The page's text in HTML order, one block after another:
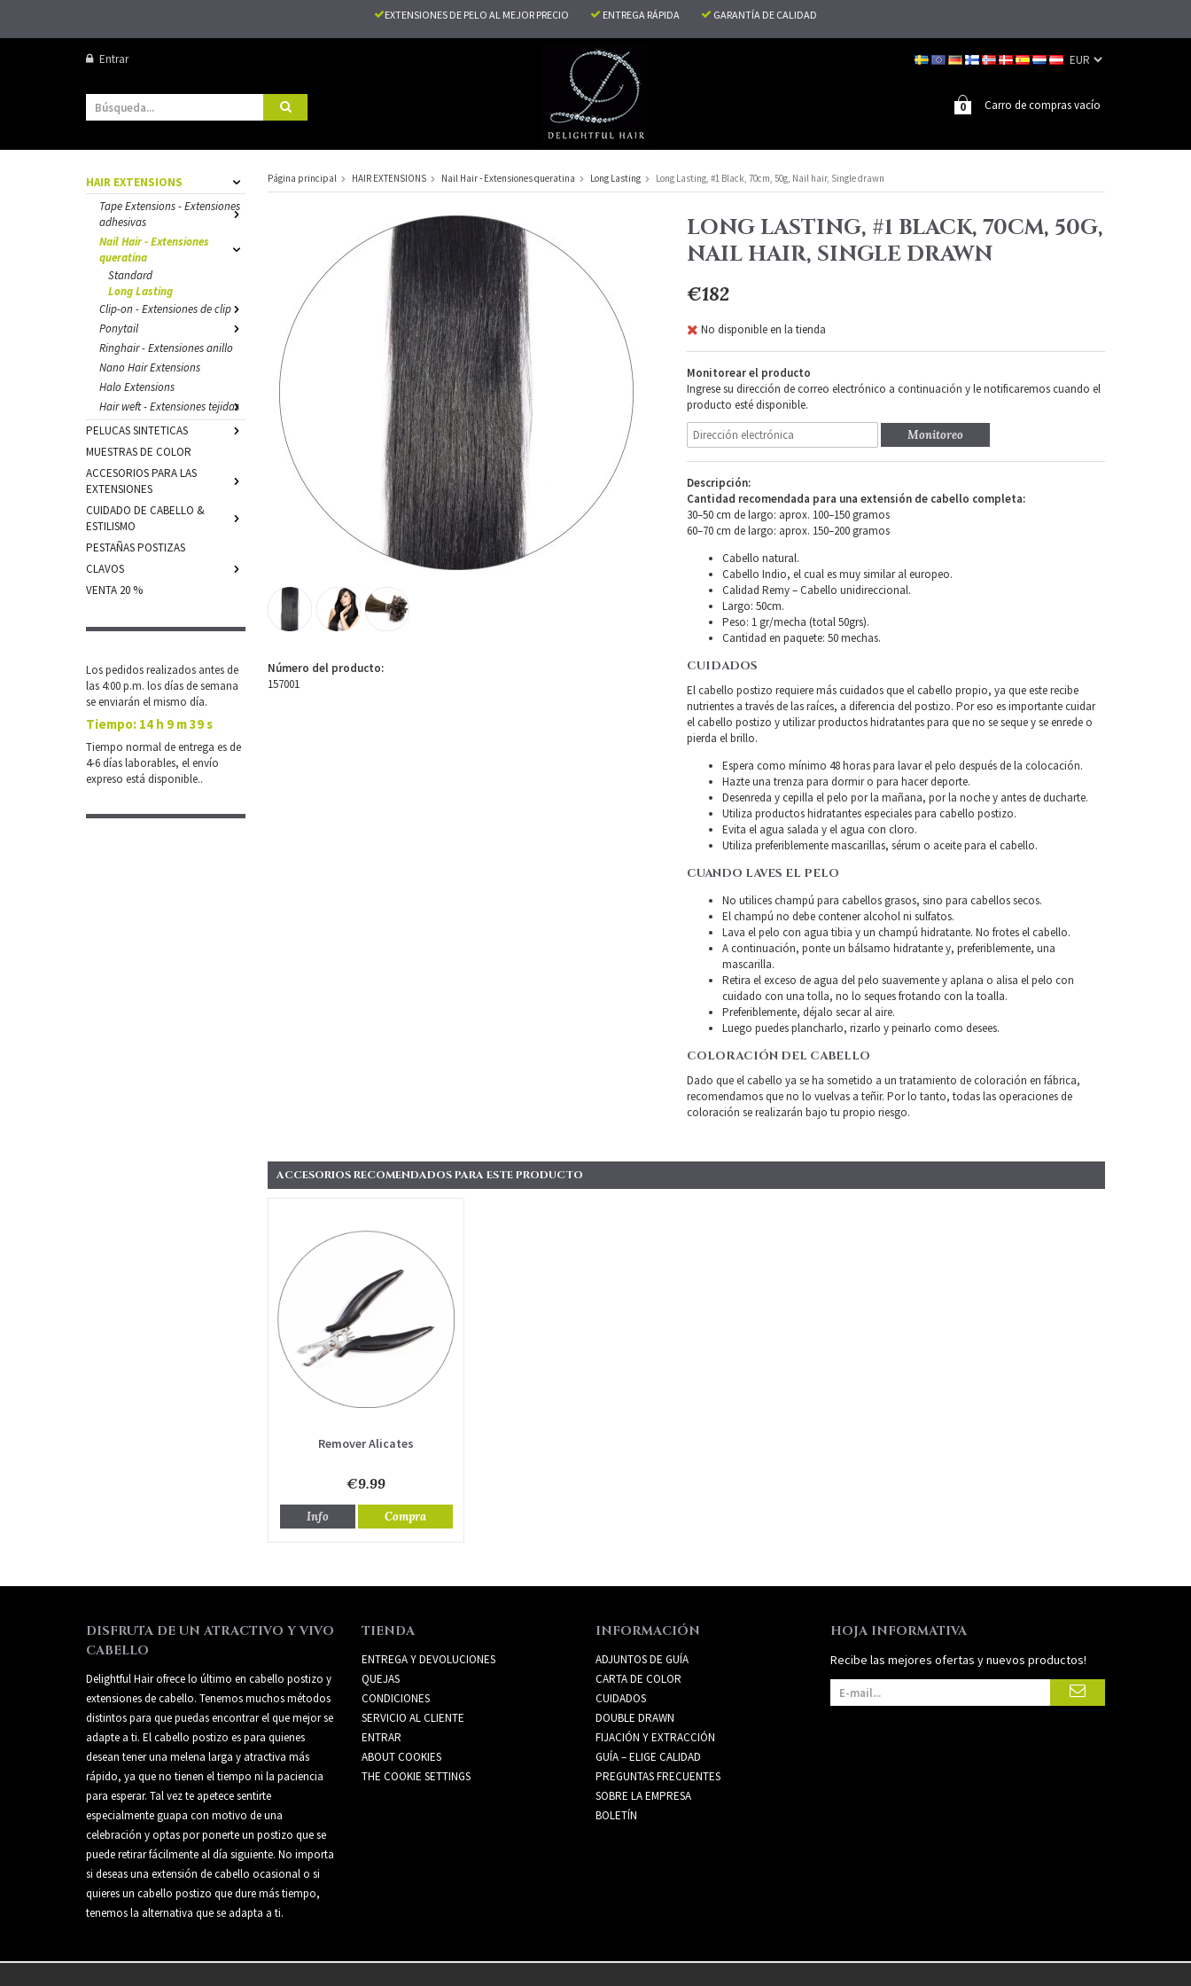
EXTENSIONES DE PELO AL MEJOR PRECIO ENTREGA RÁPIDA GARANTÍA DE CALIDAD
Entrar
Carro de compras vacío
0
HAIR EXTENSIONS
Tape Extensions - Extensiones
adhesivas
Nail Hair - Extensiones
queratina
Standard
Long Lasting
Clip-on - Extensiones de clip
Ponytail
Ringhair - Extensiones anillo
Nano Hair Extensions
Halo Extensions
Hair weft - Extensiones tejidas
PELUCAS SINTETICAS
MUESTRAS DE COLOR
ACCESORIOS PARA LAS
EXTENSIONES
CUIDADO DE CABELLO &
ESTILISMO
PESTAÑAS POSTIZAS
CLAVOS
VENTA 20 %
Los pedidos realizados antes de
las 4:00 p.m. los días de semana
se enviarán el mismo día.
Tiempo: 14 h 9 m 38 s
Tiempo normal de entrega es de
4-6 días laborables, el envío
expreso está disponible..
Página principal HAIR EXTENSIONS Nail Hair - Extensiones queratina Long Lasting Long Lasting, #1 Black, 70cm, 50g, Nail hair, Single drawn
LONG LASTING, #1 BLACK, 70CM, 50G,
NAIL HAIR, SINGLE DRAWN
€182
No disponible en la tienda
Monitorear el producto
Ingrese su dirección de correo electrónico a continuación y le notificaremos cuando el
producto esté disponible.
Monitoreo
Descripción:
Cantidad recomendada para una extensión de cabello completa:
30–50 cm de largo: aprox. 100–150 gramos
60–70 cm de largo: aprox. 150–200 gramos
Cabello natural.
Cabello Indio, el cual es muy similar al europeo.
Calidad Remy – Cabello unidireccional.
Largo: 50cm.
Peso: 1 gr/mecha (total 50grs).
Cantidad en paquete: 50 mechas.
CUIDADOS
El cabello postizo requiere más cuidados que el cabello propio, ya que este recibe
nutrientes a través de las raíces, a diferencia del postizo. Por eso es importante cuidar
el cabello postizo y utilizar productos hidratantes para que no se seque y se enrede o
pierda el brillo.
Espera como mínimo 48 horas para lavar el pelo después de la colocación.
Hazte una trenza para dormir o para hacer deporte.
Desenreda y cepilla el pelo por la mañana, por la noche y antes de ducharte.
Utiliza productos hidratantes especiales para cabello postizo.
Evita el agua salada y el agua con cloro.
Utiliza preferiblemente mascarillas, sérum o aceite para el cabello.
CUANDO LAVES EL PELO
No utilices champú para cabellos grasos, sino para cabellos secos.
El champú no debe contener alcohol ni sulfatos.
Lava el pelo con agua tibia y un champú hidratante. No frotes el cabello.
A continuación, ponte un bálsamo hidratante y, preferiblemente, una
mascarilla.
Retira el exceso de agua del pelo suavemente y aplana o alisa el pelo con
cuidado con una tolla, no lo seques frotando con la toalla.
Preferiblemente, déjalo secar al aire.
Luego puedes plancharlo, rizarlo y peinarlo como desees.
COLORACIÓN DEL CABELLO
Dado que el cabello ya se ha sometido a un tratamiento de coloración en fábrica,
recomendamos que no lo vuelvas a teñir. Por lo tanto, todas las operaciones de
coloración se realizarán bajo tu propio riesgo.
Número del producto:
157001
ACCESORIOS RECOMENDADOS PARA ESTE PRODUCTO
Remover Alicates
€9.99
Info Compra
DISFRUTA DE UN ATRACTIVO Y VIVO
CABELLO
Delightful Hair ofrece lo último en cabello postizo y
extensiones de cabello. Tenemos muchos métodos
distintos para que puedas encontrar el que mejor se
adapte a ti. El cabello postizo es para quienes
desean tener una melena larga y atractiva más
rápido, ya que no tienen el tiempo ni la paciencia
para esperar. Tal vez te apetece sentirte
especialmente guapa con motivo de una
celebración y optas por ponerte un postizo que se
puede retirar fácilmente al día siguiente. No importa
si deseas una extensión de cabello ocasional o si
quieres un cabello postizo que dure más tiempo,
tenemos la alternativa que se adapta a ti.
TIENDA
ENTREGA Y DEVOLUCIONES
QUEJAS
CONDICIONES
SERVICIO AL CLIENTE
ENTRAR
ABOUT COOKIES
THE COOKIE SETTINGS
INFORMACIÓN
ADJUNTOS DE GUÍA
CARTA DE COLOR
CUIDADOS
DOUBLE DRAWN
FIJACIÓN Y EXTRACCIÓN
GUÍA – ELIGE CALIDAD
PREGUNTAS FRECUENTES
SOBRE LA EMPRESA
BOLETÍN
HOJA INFORMATIVA
Recibe las mejores ofertas y nuevos productos!